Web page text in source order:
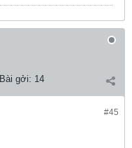
Bài gởi: 14
#45